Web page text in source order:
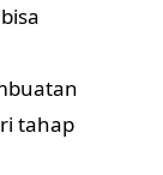
tahap